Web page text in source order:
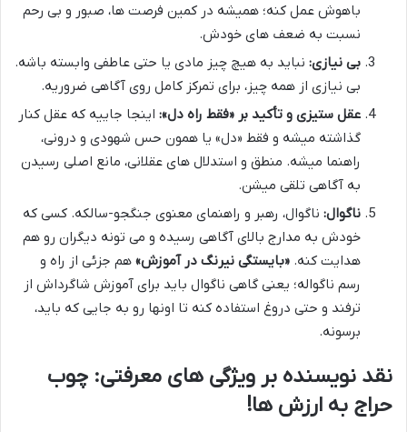
باهوش عمل کنه؛ همیشه در کمین فرصت ها، صبور و بی رحم
نسبت به ضعف های خودش.
بی نیازی: نباید به هیچ چیز مادی یا حتی عاطفی وابسته باشه.
بی نیازی از همه چیز، برای تمرکز کامل روی آگاهی ضروریه.
عقل ستیزی و تأکید بر «فقط راه دل»: اینجا جاییه که عقل کنار
گذاشته میشه و فقط «دل» یا همون حس شهودی و درونی،
راهنما میشه. منطق و استدلال های عقلانی، مانع اصلی رسیدن
به آگاهی تلقی میشن.
ناگوال: ناگوال، رهبر و راهنمای معنوی جنگجو-سالکه. کسی که
خودش به مدارج بالای آگاهی رسیده و می تونه دیگران رو هم
هدایت کنه. «بایستگی نیرنگ در آموزش» هم جزئی از راه و
رسم ناگواله؛ یعنی گاهی ناگوال باید برای آموزش شاگرداش از
ترفند و حتی دروغ استفاده کنه تا اونها رو به جایی که باید،
برسونه.
نقد نویسنده بر ویژگی های معرفتی: چوب
حراج به ارزش ها!